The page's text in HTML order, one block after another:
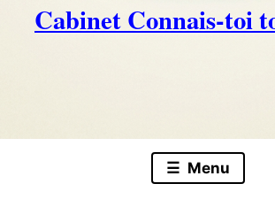
Cabinet Connais-toi
content
Menu